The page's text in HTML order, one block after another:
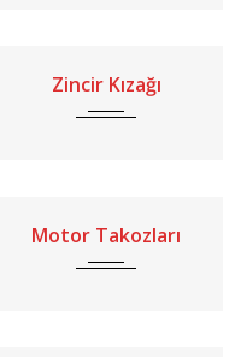
Zincir Kızağı
Motor Takozları